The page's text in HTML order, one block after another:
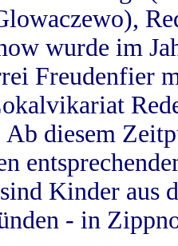
wurde im
Freudenfier
diesem
Kinder aus
- in